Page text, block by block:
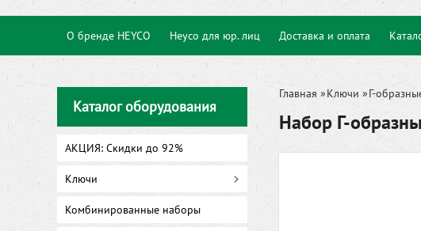
О бренде HEYCO Heyco для юр. лиц Доставка и оплата
Каталог оборудования
АКЦИЯ: Скидки до 92%
Ключи
Комбинированные наборы
Главная »Ключи »Г-
Набор Г-